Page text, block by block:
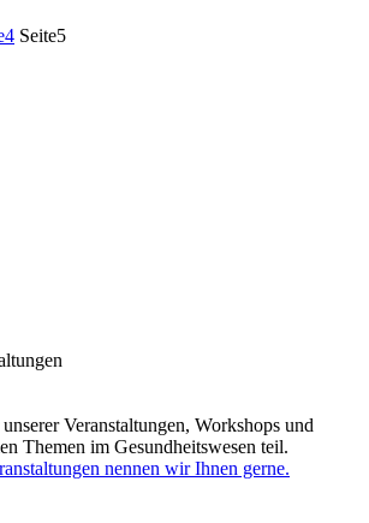
4 Seite5
Veranstaltungen, Workshops und
Themen im Gesundheitswesen teil.
nennen wir Ihnen gerne.